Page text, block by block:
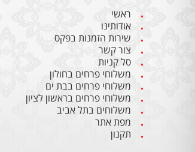
ראשי
אודותינו
שירות הזמנות בפקס
צור קשר
סל קניות
משלוחי פרחים בחולון
משלוחי פרחים בבת ים
משלוחי פרחים בראשון לציון
משלוחים בתל אביב
מפת אתר
תקנון